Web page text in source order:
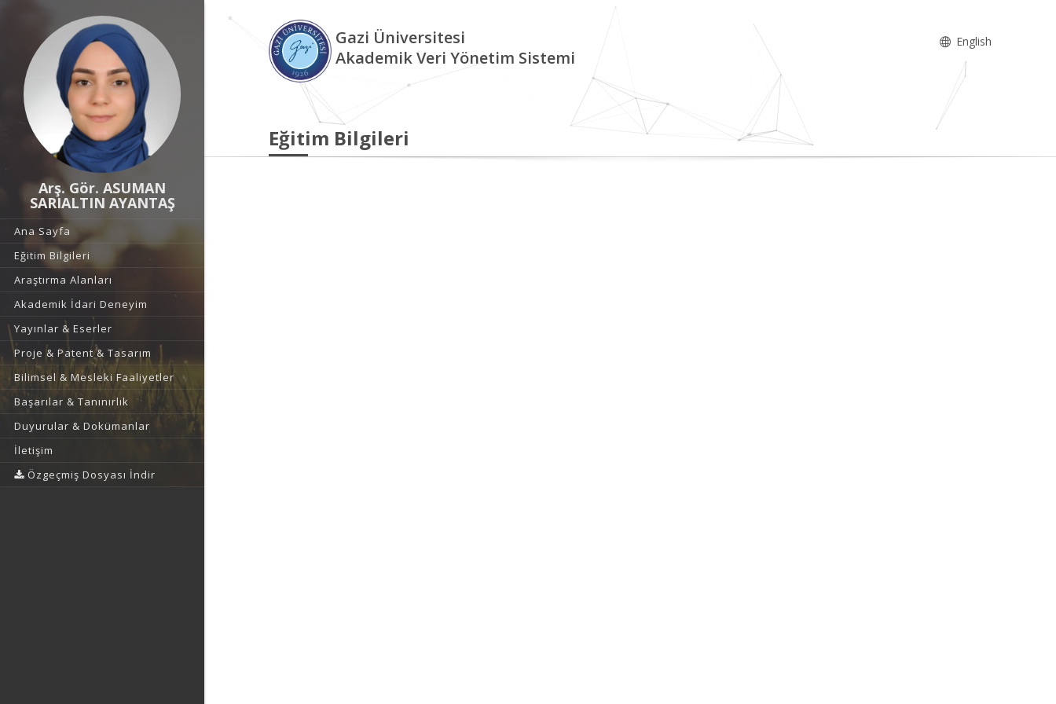
Arş. Gör. ASUMAN
SARIALTIN AYANTAŞ
Ana Sayfa
Eğitim Bilgileri
Araştırma Alanları
Akademik İdari Deneyim
Yayınlar & Eserler
Proje & Patent & Tasarım
Bilimsel & Mesleki Faaliyetler
Başarılar & Tanınırlık
Duyurular & Dokümanlar
İletişim
Özgeçmiş Dosyası İndir
Gazi Üniversitesi
Akademik Veri Yönetim Sistemi
English
Eğitim Bilgileri